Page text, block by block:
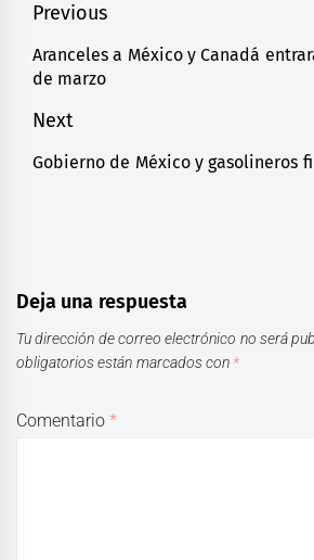
Navegación
de
entradas
Previous
Previous
post:
Aranceles a México y Canadá
de marzo
Next
Next
Gobierno de México y gasolineros
Deja una respuesta
Tu dirección de correo electrónico no será
obligatorios están marcados con *
Comentario*